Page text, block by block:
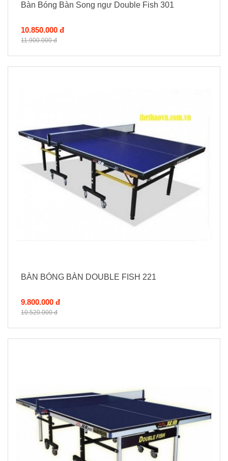
Bàn Bóng Bàn Song ngư Double Fish 301
10.850.000 đ
11.900.000 đ
BÀN BÓNG BÀN DOUBLE FISH 221
9.800.000 đ
10.520.000 đ